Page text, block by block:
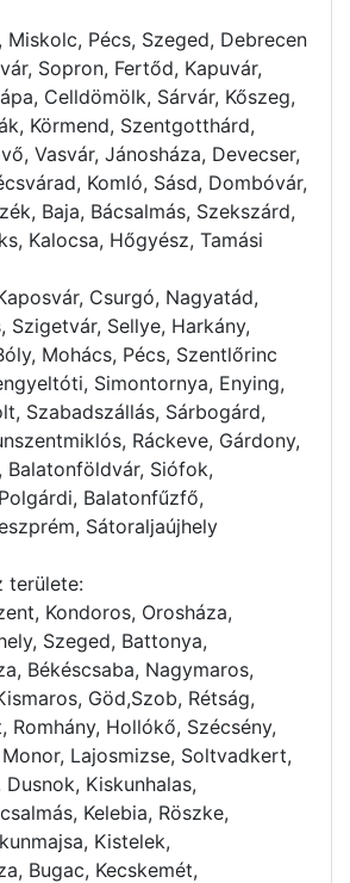
Miskolc, Pécs, Szeged, Debrecen
Sopron, Fertőd, Kapuvár,
Celldömölk, Sárvár, Kőszeg,
Körmend, Szentgotthárd,
Vasvár, Jánosháza, Devecser,
Komló, Sásd, Dombóvár,
Baja, Bácsalmás, Szekszárd,
Kalocsa, Hőgyész, Tamási
Csurgó, Nagyatád,
Szigetvár, Sellye, Harkány,
Mohács, Pécs, Szentlőrinc
Simontornya, Enying,
Szabadszállás, Sárbogárd,
Ráckeve, Gárdony,
Balatonföldvár, Siófok,
Balatonfűzfő,
Sátoraljaújhely
területe:
Kondoros, Orosháza,
Szeged, Battonya,
Békéscsaba, Nagymaros,
Göd,Szob, Rétság,
Romhány, Hollókő, Szécsény,
Lajosmizse, Soltvadkert,
Kiskunhalas,
Kelebia, Röszke,
Kistelek,
Bugac, Kecskemét,